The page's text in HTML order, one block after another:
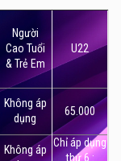
Người
Cao Tuổi
& Trẻ Em
U22
Không áp
dụng
65.000
Không áp
Chỉ áp dụng
thứ 6 :